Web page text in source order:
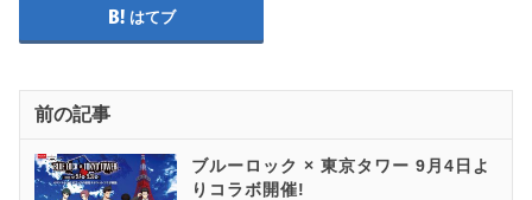
はてブ
前の記事
ブルーロック × 東京タワー 9月4日よ
りコラボ開催!